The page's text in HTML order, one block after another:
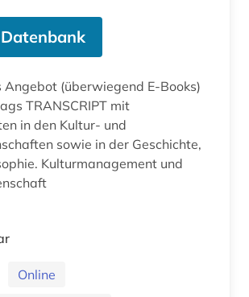
Angebot (überwiegend E-Books)
TRANSCRIPT mit
in den Kultur- und
sowie in der Geschichte,
Kulturmanagement und
Online